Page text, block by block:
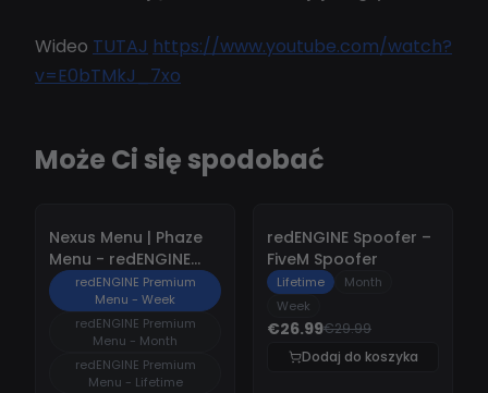
Wideo TUTAJ https://www.youtube.com/watch?
v=E0bTMkJ_7xo
Może Ci się spodobać
Nexus Menu | Phaze
Menu - redENGINE
Premium Menu
redENGINE Premium
Menu - Week
redENGINE Premium
Menu - Month
redENGINE Premium
Menu - Lifetime
10%
redENGINE Spoofer –
FiveM Spoofer
Lifetime
Month
Week
€26.99€29.99
Dodaj do koszyka